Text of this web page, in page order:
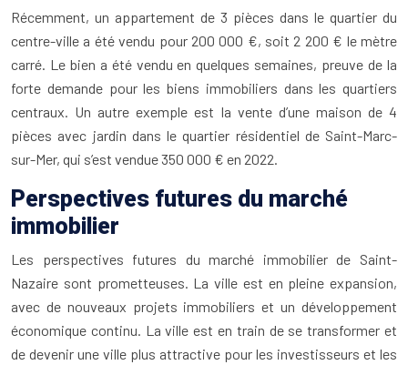
Récemment, un appartement de 3 pièces dans le quartier du
centre-ville a été vendu pour 200 000 €, soit 2 200 € le mètre
carré. Le bien a été vendu en quelques semaines, preuve de la
forte demande pour les biens immobiliers dans les quartiers
centraux. Un autre exemple est la vente d’une maison de 4
pièces avec jardin dans le quartier résidentiel de Saint-Marc-
sur-Mer, qui s’est vendue 350 000 € en 2022.
Perspectives futures du marché
immobilier
Les perspectives futures du marché immobilier de Saint-
Nazaire sont prometteuses. La ville est en pleine expansion,
avec de nouveaux projets immobiliers et un développement
économique continu. La ville est en train de se transformer et
de devenir une ville plus attractive pour les investisseurs et les